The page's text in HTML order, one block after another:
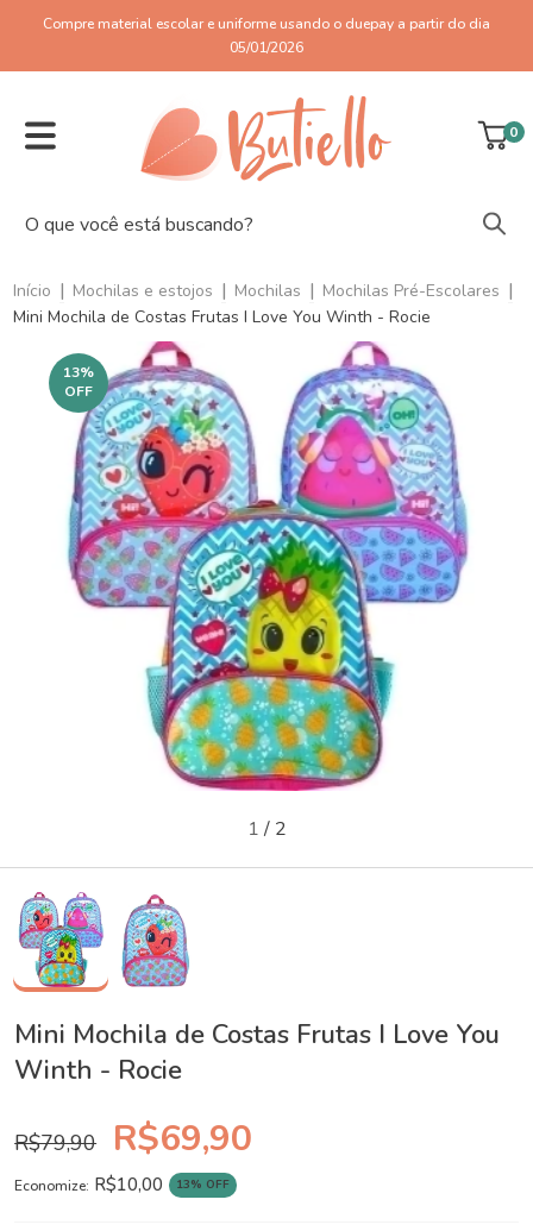
Compre material escolar e uniforme usando o duepay a partir do dia
05/01/2026
0
Início | Mochilas e estojos | Mochilas | Mochilas Pré-Escolares |
Mini Mochila de Costas Frutas I Love You Winth - Rocie
13%
OFF
1 / 2
Mini Mochila de Costas Frutas I Love You
Winth - Rocie
R$79,90 R$69,90
Economize: R$10,00 13% OFF